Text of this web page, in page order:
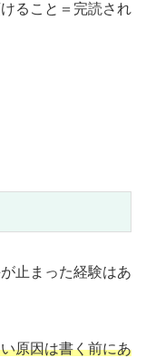
ること＝完読され
止まった経験はあ
原因は書く前にあ